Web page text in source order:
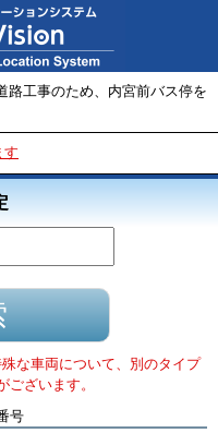
路工事のため、内宮前バス停を
す
な車両について、別のタイプ
ざいます。
号